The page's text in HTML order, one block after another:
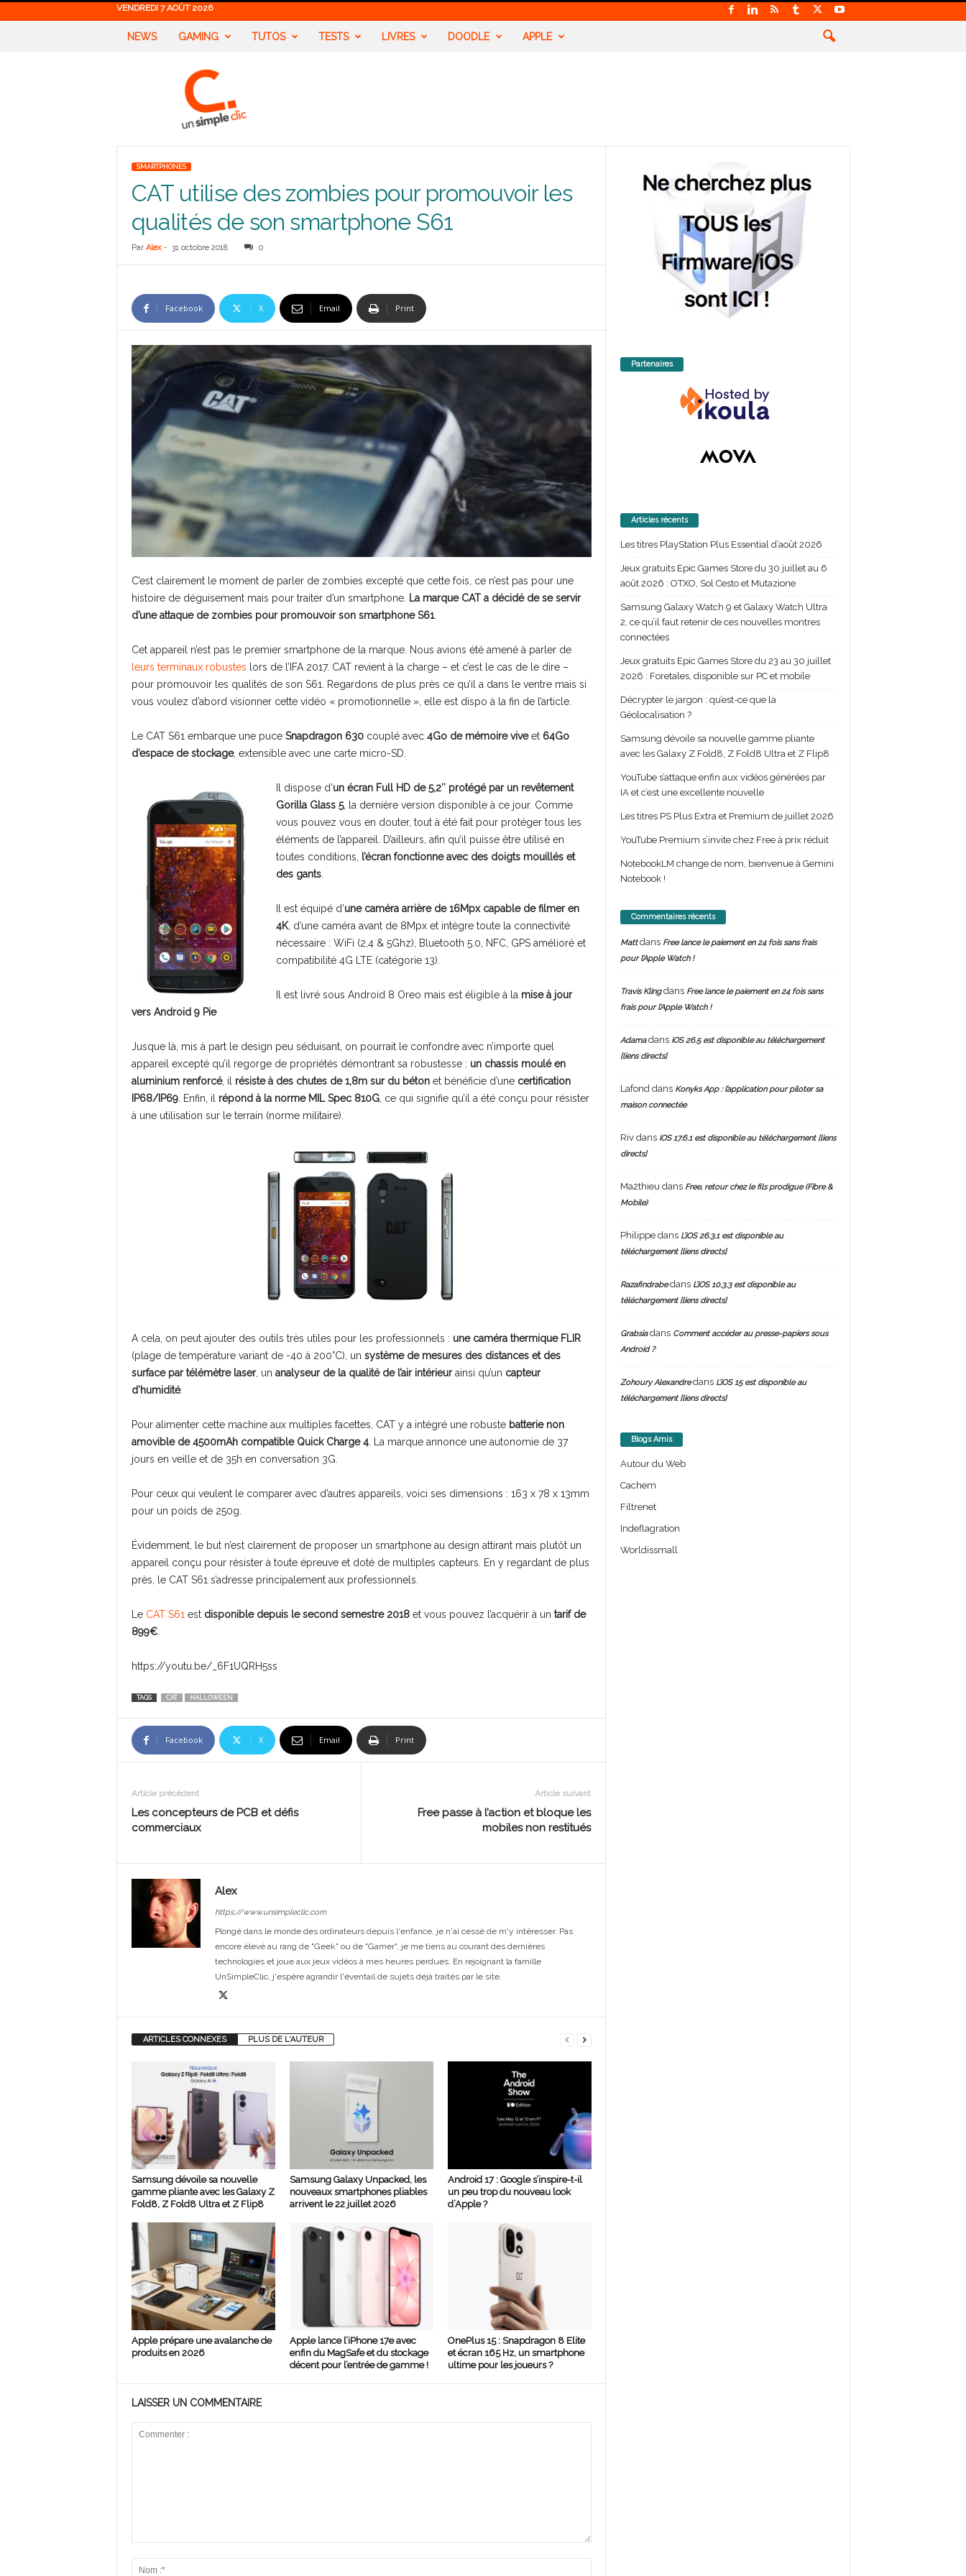
VENDREDI 7 AOÛT 2026
NEWS GAMING TUTOS TESTS LIVRES DOODLE APPLE
SMARTPHONES
CAT utilise des zombies pour promouvoir les
qualités de son smartphone S61
Par Alex- 31 octobre 2018 0
Facebook X Email Print
C’est clairement le moment de parler de zombies excepté que cette fois, ce n’est pas pour une
histoire de déguisement mais pour traiter d’un smartphone. La marque CAT a décidé de se servir
d’une attaque de zombies pour promouvoir son smartphone S61.
Cet appareil n’est pas le premier smartphone de la marque. Nous avions été amené à parler de
leurs terminaux robustes lors de l’IFA 2017. CAT revient à la charge – et c’est le cas de le dire –
pour promouvoir les qualités de son S61. Regardons de plus près ce qu’il a dans le ventre mais si
vous voulez d’abord visionner cette vidéo « promotionnelle », elle est dispo à la fin de l’article.
Le CAT S61 embarque une puce Snapdragon 630couplé avec 4Go de mémoire viveet 64Go
d’espace de stockage, extensible avec une carte micro-SD.
Il dispose d’un écran Full HD de 5,2″ protégé par un revêtement
Gorilla Glass 5, la dernière version disponible à ce jour. Comme
vous pouvez vous en douter, tout à été fait pour protéger tous les
éléments de l’appareil. D’ailleurs, afin qu’il puisse être utilisé en
toutes conditions,
l’écran fonctionne avec des doigts mouillés et
des gants.
Il est équipé d’une caméra arrière de 16Mpx capable de filmer en
4K, d’une caméra avant de 8Mpx et intègre toute la connectivité
nécessaire : WiFi (2,4 & 5Ghz), Bluetooth 5.0, NFC, GPS amélioré et
compatibilité 4G LTE (catégorie 13).
Il est livré sous Android 8 Oreo mais est éligible à la mise à jour
vers Android 9 Pie
Jusque là, mis à part le design peu séduisant, on pourrait le confondre avec n’importe quel
appareil excepté qu’il regorge de propriétés démontrant sa robustesse : un chassis moulé en
aluminium renforcé, il résiste à des chutes de 1,8m sur du bétonet bénéficie d’une certification
IP68/IP69. Enfin, il répond à la norme MIL Spec 810G, ce qui signifie qu’il a été conçu pour résister
à une utilisation sur le terrain (norme militaire).
A cela, on peut ajouter des outils très utiles pour les professionnels : une caméra thermique FLIR
(plage de température variant de -40 à 200°C), un système de mesures des distances et des
surface par télémètre laser, un analyseur de la qualité de l’air intérieurainsi qu’un capteur
d’humidité.
Pour alimenter cette machine aux multiples facettes, CAT y a intégré une robuste batterie non
amovible de 4500mAh compatible Quick Charge 4. La marque annonce une autonomie de 37
jours en veille et de 35h en conversation 3G.
Pour ceux qui veulent le comparer avec d’autres appareils, voici ses dimensions : 163 x 78 x 13mm
pour un poids de 250g.
Évidemment, le but n’est clairement de proposer un smartphone au design attirant mais plutôt un
appareil conçu pour résister à toute épreuve et doté de multiples capteurs. En y regardant de plus
près, le CAT S61 s’adresse principalement aux professionnels.
Le CAT S61 est disponible depuis le second semestre 2018et vous pouvez l’acquérir à un tarif de
899€.
https://youtu.be/_6F1UQRH5ss
TAGS CAT HALLOWEEN
Facebook X Email Print
Article précédent
Les concepteurs de PCB et défis
commerciaux
Article suivant
Free passe à l’action et bloque les
mobiles non restitués
Alex
https://www.unsimpleclic.com
Plongé dans le monde des ordinateurs depuis l'enfance, je n'ai cessé de m'y intéresser. Pas
encore élevé au rang de "Geek" ou de "Gamer", je me tiens au courant des dernières
technologies et joue aux jeux vidéos à mes heures perdues. En rejoignant la famille
UnSimpleClic, j'espère agrandir l'éventail de sujets déjà traités par le site.
ARTICLES CONNEXES PLUS DE L'AUTEUR
Samsung dévoile sa nouvelle
gamme pliante avec les Galaxy Z
Fold8, Z Fold8 Ultra et Z Flip8
Samsung Galaxy Unpacked, les
nouveaux smartphones pliables
arrivent le 22 juillet 2026
Android 17 : Google s’inspire-t-il
un peu trop du nouveau look
d’Apple ?
Apple prépare une avalanche de
produits en 2026
Apple lance l’iPhone 17e avec
enfin du MagSafe et du stockage
décent pour l’entrée de gamme !
OnePlus 15 : Snapdragon 8 Elite
et écran 165 Hz, un smartphone
ultime pour les joueurs ?
LAISSER UN COMMENTAIRE
Partenaires
Articles récents
Les titres PlayStation Plus Essential d’août 2026
Jeux gratuits Epic Games Store du 30 juillet au 6
août 2026 : OTXO, Sol Cesto et Mutazione
Samsung Galaxy Watch 9 et Galaxy Watch Ultra
2, ce qu’il faut retenir de ces nouvelles montres
connectées
Jeux gratuits Epic Games Store du 23 au 30 juillet
2026 : Foretales, disponible sur PC et mobile
Décrypter le jargon : qu’est-ce que la
Géolocalisation ?
Samsung dévoile sa nouvelle gamme pliante
avec les Galaxy Z Fold8, Z Fold8 Ultra et Z Flip8
YouTube s’attaque enfin aux vidéos générées par
IA et c’est une excellente nouvelle
Les titres PS Plus Extra et Premium de juillet 2026
YouTube Premium s’invite chez Free à prix réduit
NotebookLM change de nom, bienvenue à Gemini
Notebook !
Commentaires récents
Mattdans Free lance le paiement en 24 fois sans frais
pour l’Apple Watch !
Travis Klingdans Free lance le paiement en 24 fois sans
frais pour l’Apple Watch !
Adamadans iOS 26.5 est disponible au téléchargement
[liens directs]
Lafond dans Konyks App : l’application pour piloter sa
maison connectée
Rivdans iOS 17.6.1 est disponible au téléchargement [liens
directs]
Ma2thieu dans Free, retour chez le fils prodigue (Fibre &
Mobile)
Philippedans L’iOS 26.3.1 est disponible au
téléchargement [liens directs]
Razafindrabedans L’iOS 10.3.3 est disponible au
téléchargement [liens directs]
Grabsiadans Comment accéder au presse-papiers sous
Android ?
Zohoury Alexandredans L’iOS 15 est disponible au
téléchargement [liens directs]
Blogs Amis
Autour du Web
Cachem
Filtrenet
Indeflagration
Worldissmall